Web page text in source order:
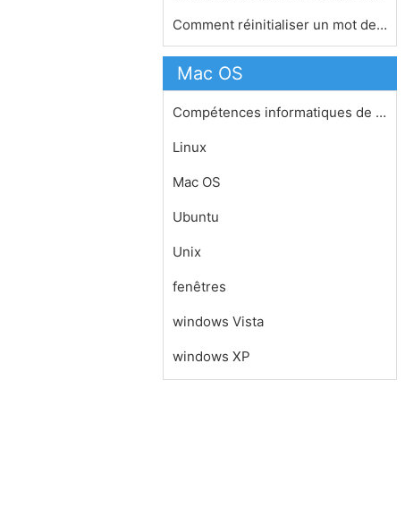
Comment réinitialiser un mot de pas…
Mac OS
Compétences informatiques de base
Linux
Mac OS
Ubuntu
Unix
fenêtres
windows Vista
windows XP